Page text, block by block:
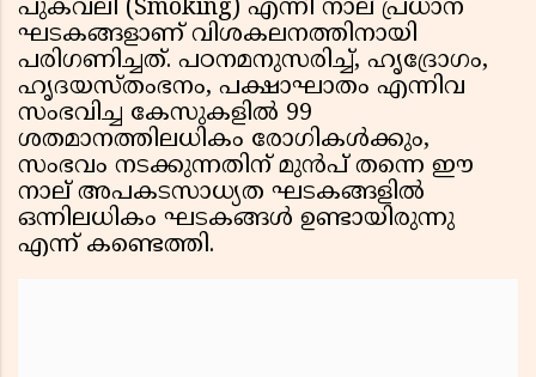
പുകവലി (Smoking) എന്നീ നാല് പ്രധാന
ഘടകങ്ങളാണ് വിശകലനത്തിനായി
പരിഗണിച്ചത്. പഠനമനുസരിച്ച്, ഹൃദ്രോഗം,
ഹൃദയസ്തംഭനം, പക്ഷാഘാതം എന്നിവ
സംഭവിച്ച കേസുകളിൽ 99
ശതമാനത്തിലധികം രോഗികൾക്കും,
സംഭവം നടക്കുന്നതിന് മുൻപ് തന്നെ ഈ
നാല് അപകടസാധ്യത ഘടകങ്ങളിൽ
ഒന്നിലധികം ഘടകങ്ങൾ ഉണ്ടായിരുന്നു
എന്ന് കണ്ടെത്തി.